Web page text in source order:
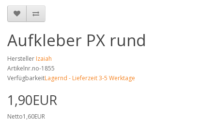
Aufkleber PX rund
Hersteller Izaiah
Artikelnr.no-1855
VerfügbarkeitLagernd - Lieferzeit 3-5 Werktage
1,90EUR
Netto1,60EUR